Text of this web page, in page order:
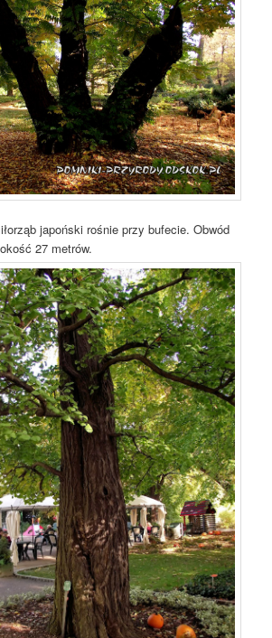
japoński rośnie przy bufecie. Obwód
27 metrów.